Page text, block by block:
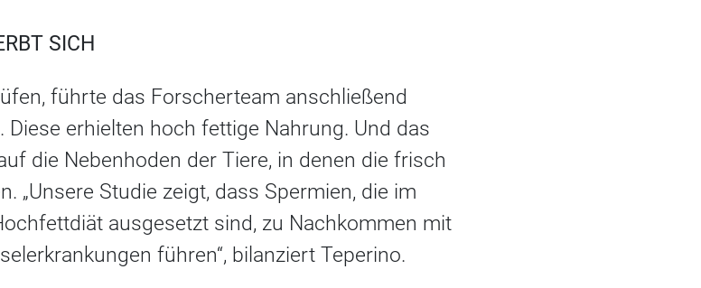
SICH
führte das Forscherteam anschließend
erhielten hoch fettige Nahrung. Und das
die Nebenhoden der Tiere, in denen die frisch
„Unsere Studie zeigt, dass Spermien, die im
ausgesetzt sind, zu Nachkommen mit
führen“, bilanziert Teperino.